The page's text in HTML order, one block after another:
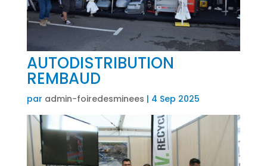
AUTODISTRIBUTION
REMBAUD
par admin-foiredesminees | 4 Sep 2025